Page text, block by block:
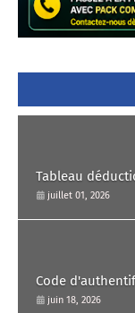
Tableau
juillet 01, 2026
Code
juin 18, 2026